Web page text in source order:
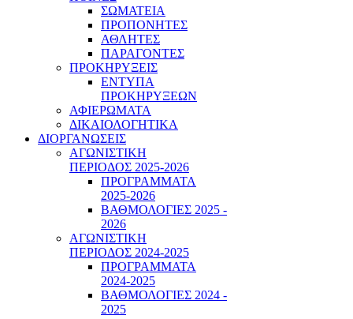
ΣΩΜΑΤΕΙΑ
ΠΡΟΠΟΝΗΤΕΣ
ΑΘΛΗΤΕΣ
ΠΑΡΑΓΟΝΤΕΣ
ΠΡΟΚΗΡΥΞΕΙΣ
ΕΝΤΥΠΑ
ΠΡΟΚΗΡΥΞΕΩΝ
ΑΦΙΕΡΩΜΑΤΑ
ΔΙΚΑΙΟΛΟΓΗΤΙΚΑ
ΔΙΟΡΓΑΝΩΣΕΙΣ
ΑΓΩΝΙΣΤΙΚΗ
ΠΕΡΙΟΔΟΣ 2025-2026
ΠΡΟΓΡΑΜΜΑΤΑ
2025-2026
ΒΑΘΜΟΛΟΓΙΕΣ 2025 -
2026
ΑΓΩΝΙΣΤΙΚΗ
ΠΕΡΙΟΔΟΣ 2024-2025
ΠΡΟΓΡΑΜΜΑΤΑ
2024-2025
ΒΑΘΜΟΛΟΓΙΕΣ 2024 -
2025